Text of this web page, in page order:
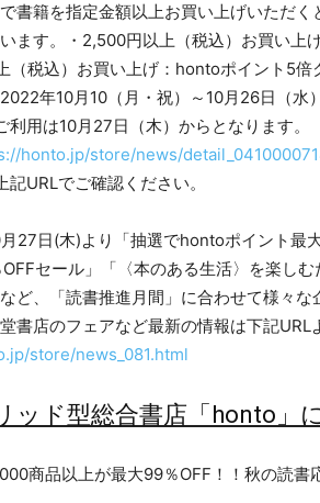
書籍を指定金額以上お買い上げいただ
ます。・2,500円以上（税込）お買い上
（税込）お買い上げ：hontoポイント5倍
年10月10（月・祝）～10月26日（水）
利用は10月27日（木）からとなります。
honto.jp/store/news/
記URLでご確認ください。
27日(木)より「抽選でhontoポイント最
セール」「〈本のある生活〉を楽し
ど、「読書推進月間」に合わせて様々な
書店のフェアなど最新の情報は下記URL
store/news_081.html
ッド型総合書店「honto」